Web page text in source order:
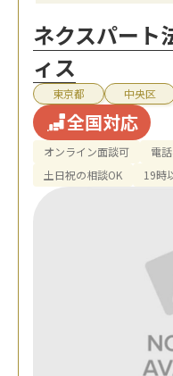
ネクスパート
ィス
東京都 中央区
全国対応
オンライン面談可 電
土日祝の相談OK
19時